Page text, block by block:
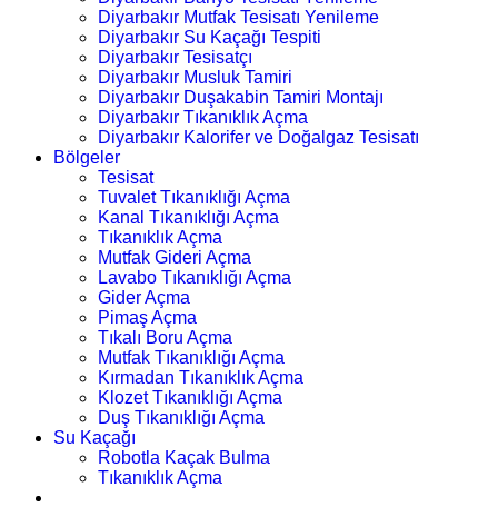
Diyarbakır Mutfak Tesisatı Yenileme
Diyarbakır Su Kaçağı Tespiti
Diyarbakır Tesisatçı
Diyarbakır Musluk Tamiri
Diyarbakır Duşakabin Tamiri Montajı
Diyarbakır Tıkanıklık Açma
Diyarbakır Kalorifer ve Doğalgaz Tesisatı
Bölgeler
Tesisat
Tuvalet Tıkanıklığı Açma
Kanal Tıkanıklığı Açma
Tıkanıklık Açma
Mutfak Gideri Açma
Lavabo Tıkanıklığı Açma
Gider Açma
Pimaş Açma
Tıkalı Boru Açma
Mutfak Tıkanıklığı Açma
Kırmadan Tıkanıklık Açma
Klozet Tıkanıklığı Açma
Duş Tıkanıklığı Açma
Su Kaçağı
Robotla Kaçak Bulma
Tıkanıklık Açma